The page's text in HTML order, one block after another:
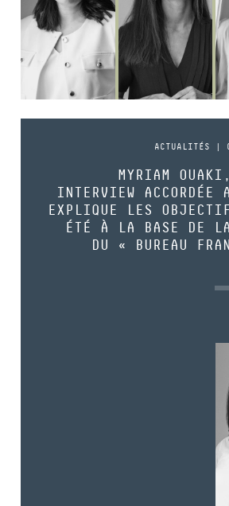
ACTUALITÉS |
MYRIAM
INTERVIEW ACCORDÉE
EXPLIQUE LES
ÉTÉ À LA BASE DE
DU « BUREAU